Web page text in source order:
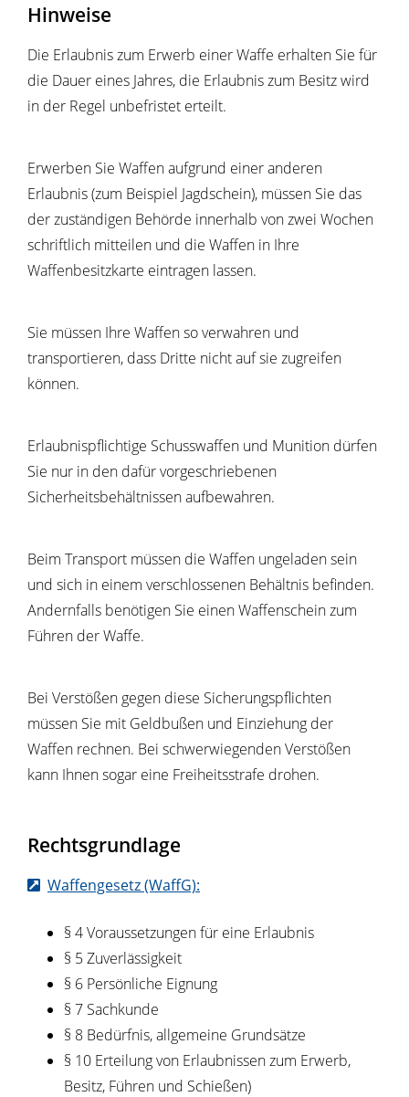
Hinweise
Die Erlaubnis zum Erwerb einer Waffe erhalten Sie für
die Dauer eines Jahres, die Erlaubnis zum Besitz wird
in der Regel unbefristet erteilt.
Erwerben Sie Waffen aufgrund einer anderen
Erlaubnis (zum Beispiel Jagdschein), müssen Sie das
der zuständigen Behörde innerhalb von zwei Wochen
schriftlich mitteilen und die Waffen in Ihre
Waffenbesitzkarte eintragen lassen.
Sie müssen Ihre Waffen so verwahren und
transportieren, dass Dritte nicht auf sie zugreifen
können.
Erlaubnispflichtige Schusswaffen und Munition dürfen
Sie nur in den dafür vorgeschriebenen
Sicherheitsbehältnissen aufbewahren.
Beim Transport müssen die Waffen ungeladen sein
und sich in einem verschlossenen Behältnis befinden.
Andernfalls benötigen Sie einen Waffenschein zum
Führen der Waffe.
Bei Verstößen gegen diese Sicherungspflichten
müssen Sie mit Geldbußen und Einziehung der
Waffen rechnen. Bei schwerwiegenden Verstößen
kann Ihnen sogar eine Freiheitsstrafe drohen.
Rechtsgrundlage
Waffengesetz (WaffG):
§ 4 Voraussetzungen für eine Erlaubnis
§ 5 Zuverlässigkeit
§ 6 Persönliche Eignung
§ 7 Sachkunde
§ 8 Bedürfnis, allgemeine Grundsätze
§ 10 Erteilung von Erlaubnissen zum Erwerb,
Besitz, Führen und Schießen)